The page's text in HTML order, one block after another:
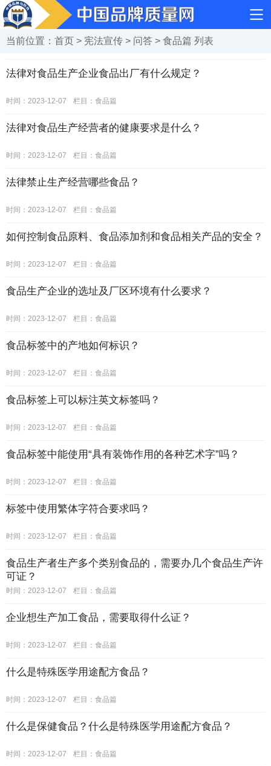
当前位置： 首页 > 宪法宣传 > 问答 > 食品篇 列表
法律对食品生产企业食品出厂有什么规定？
时间：2023-12-07 栏目： 食品篇
法律对食品生产经营者的健康要求是什么？
时间：2023-12-07 栏目： 食品篇
法律禁止生产经营哪些食品？
时间：2023-12-07 栏目： 食品篇
如何控制食品原料、食品添加剂和食品相关产品的安全？
时间：2023-12-07 栏目： 食品篇
食品生产企业的选址及厂区环境有什么要求？
时间：2023-12-07 栏目： 食品篇
食品标签中的产地如何标识？
时间：2023-12-07 栏目： 食品篇
食品标签上可以标注英文标签吗？
时间：2023-12-07 栏目： 食品篇
食品标签中能使用“具有装饰作用的各种艺术字”吗？
时间：2023-12-07 栏目： 食品篇
标签中使用繁体字符合要求吗？
时间：2023-12-07 栏目： 食品篇
食品生产者生产多个类别食品的，需要办几个食品生产许
可证？
时间：2023-12-07 栏目： 食品篇
企业想生产加工食品，需要取得什么证？
时间：2023-12-07 栏目： 食品篇
什么是特殊医学用途配方食品？
时间：2023-12-07 栏目： 食品篇
什么是保健食品？什么是特殊医学用途配方食品？
时间：2023-12-07 栏目： 食品篇